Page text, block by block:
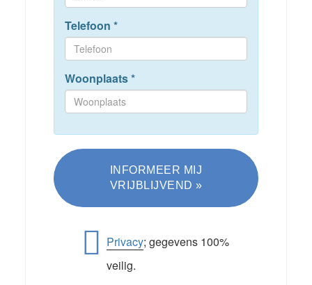
Telefoon *
Woonplaats*
Privacy; gegevens 100%
veilig.